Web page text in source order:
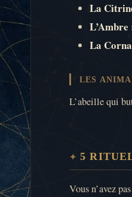
La
L’Ambre
La
LES
L’abeille qui
5
Vous n’avez